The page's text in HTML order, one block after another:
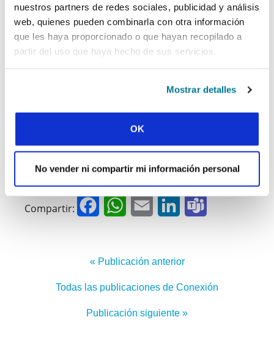
nuestros partners de redes sociales, publicidad y análisis
web, quienes pueden combinarla con otra información
que les haya proporcionado o que hayan recopilado a
partir del uso que haya hecho de sus servicios.
Mostrar detalles
OK
No vender ni compartir mi información personal
fondos. Tres días después de volver a
casa, la gente había donado dinero
suficiente como para mantenerme
durante siete meses. Dios había obrado
Dona hoy para apoyar a la Red de Obreros
Jóvenes para ayudar a más personas como
Goda a seguir adelante en el ministerio
estudiantil.
DONA AHORA.
Compartir: FacebookWhatsApp
Email LinkedIn
« Publicación anterior
Todas las publicaciones de Conexión
Publicación siguiente »